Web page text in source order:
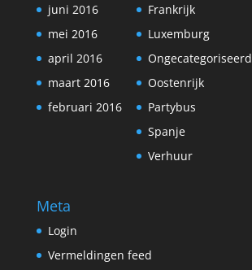
juni 2016
mei 2016
april 2016
maart 2016
februari 2016
Frankrijk
Luxemburg
Ongecategoriseerd
Oostenrijk
Partybus
Spanje
Verhuur
Meta
Login
Vermeldingen feed